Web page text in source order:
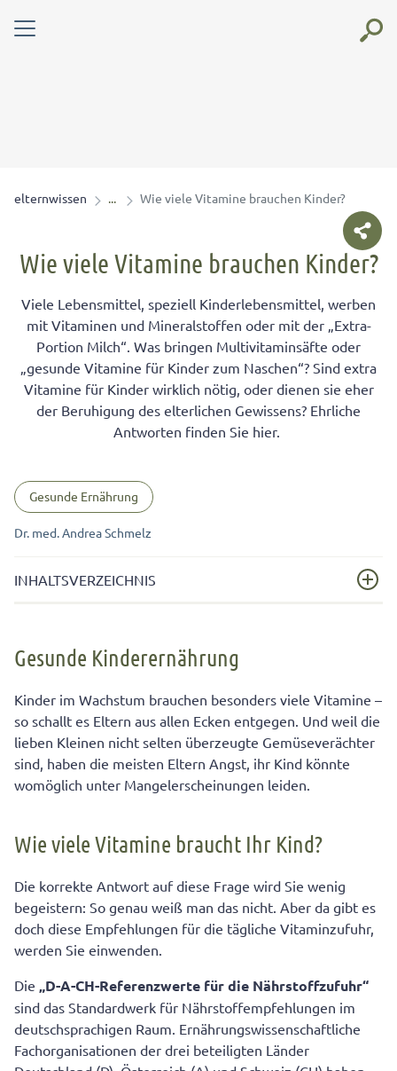
elternwissen Wie viele Vitamine brauchen Kinder?
Wie viele Vitamine brauchen Kinder?
Viele Lebensmittel, speziell Kinderlebensmittel, werben
mit Vitaminen und Mineralstoffen oder mit der „Extra-
Portion Milch“. Was bringen Multivitaminsäfte oder
„gesunde Vitamine für Kinder zum Naschen“? Sind extra
Vitamine für Kinder wirklich nötig, oder dienen sie eher
der Beruhigung des elterlichen Gewissens? Ehrliche
Antworten finden Sie hier.
Gesunde Ernährung
Dr. med. Andrea Schmelz
INHALTSVERZEICHNIS
Wie viele Vitamine braucht Ihr Kind?
Referenzwerte für Vitamine und Nährstoffe für Kinder
sind oft ungenau
Vitamine für Kinder: Auch zu viel kann schädlich sein!
Gesunde Kinderernährung
Kinder im Wachstum brauchen besonders viele Vitamine –
so schallt es Eltern aus allen Ecken entgegen. Und weil die
lieben Kleinen nicht selten überzeugte Gemüseverächter
sind, haben die meisten Eltern Angst, ihr Kind könnte
womöglich unter Mangelerscheinungen leiden.
Wie viele Vitamine braucht Ihr Kind?
Die korrekte Antwort auf diese Frage wird Sie wenig
begeistern: So genau weiß man das nicht. Aber da gibt es
doch diese Empfehlungen für die tägliche Vitaminzufuhr,
werden Sie einwenden.
Die „D-A-CH-Referenzwerte für die Nährstoffzufuhr“
sind das Standardwerk für Nährstoffempfehlungen im
deutschsprachigen Raum. Ernährungswissenschaftliche
Fachorganisationen der drei beteiligten Länder